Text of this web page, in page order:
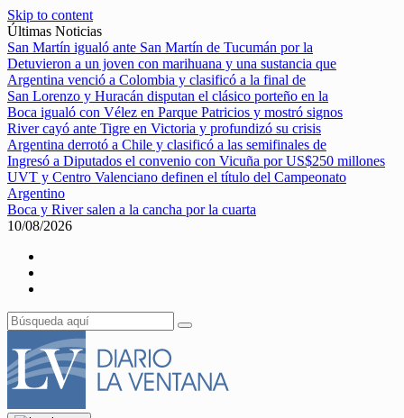
Skip to content
Últimas Noticias
San Martín igualó ante San Martín de Tucumán por la
Detuvieron a un joven con marihuana y una sustancia que
Argentina venció a Colombia y clasificó a la final de
San Lorenzo y Huracán disputan el clásico porteño en la
Boca igualó con Vélez en Parque Patricios y mostró signos
River cayó ante Tigre en Victoria y profundizó su crisis
Argentina derrotó a Chile y clasificó a las semifinales de
Ingresó a Diputados el convenio con Vicuña por US$250 millones
UVT y Centro Valenciano definen el título del Campeonato
Argentino
Boca y River salen a la cancha por la cuarta
10/08/2026